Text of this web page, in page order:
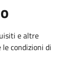
e altre
condizioni di